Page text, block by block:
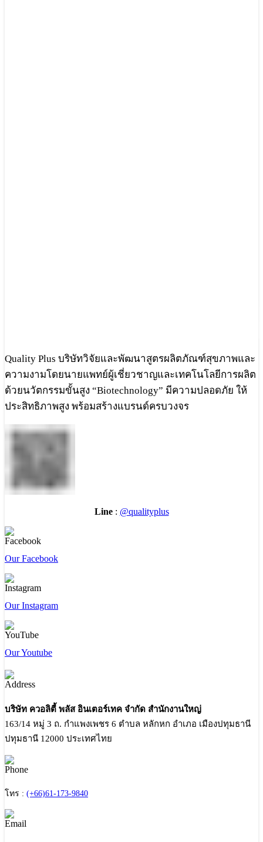
Quality Plus บริษัทวิจัยและพัฒนาสูตรผลิตภัณฑ์สุขภาพและ
ความงามโดยนายแพทย์ผู้เชี่ยวชาญและเทคโนโลยีการผลิต
ด้วยนวัตกรรมขั้นสูง “Biotechnology” มีความปลอดภัย ให้
ประสิทธิภาพสูง พร้อมสร้างแบรนด์ครบวงจร
Line: @qualityplus
Our Facebook
Our Instagram
Our Youtube
บริษัท ควอลิตี้ พลัส อินเตอร์เทค จำกัด สำนักงานใหญ่
163/14 หมู่ 3 ถ. กำแพงเพชร 6 ตำบล หลักหก อำเภอ เมืองปทุมธานี
ปทุมธานี 12000 ประเทศไทย
โทร : (+66)61-173-9840